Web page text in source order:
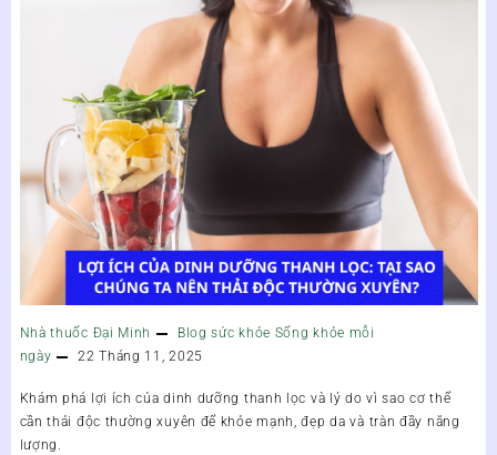
Nhà thuốc Đại Minh Blog sức khỏe Sống khỏe mỗi
ngày
22 Tháng 11, 2025
Khám phá lợi ích của dinh dưỡng thanh lọc và lý do vì sao cơ thể
cần thải độc thường xuyên để khỏe mạnh, đẹp da và tràn đầy năng
lượng.